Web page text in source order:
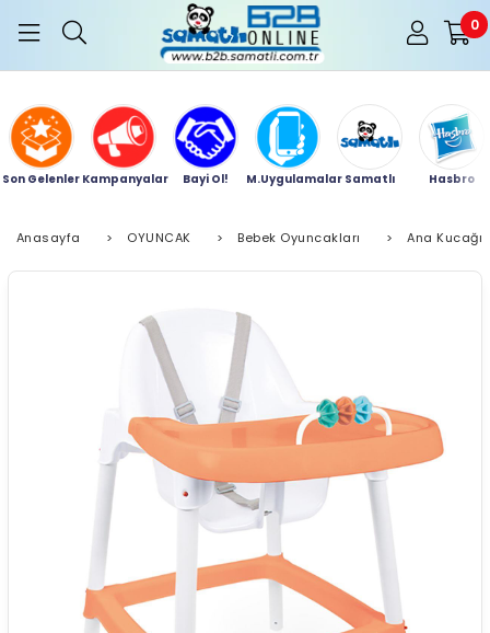
0
Son Gelenler Kampanyalar Bayi Ol! M.Uygulamalar Samatlı Hasbro
Anasayfa > OYUNCAK > Bebek Oyuncakları > Ana Kucağı